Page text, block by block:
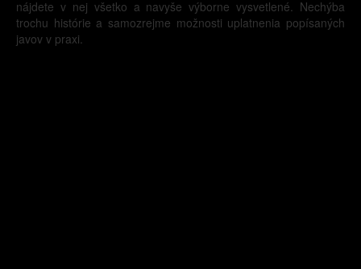
nájdete v nej všetko a navyše výborne vysvetlené. Nechýba
trochu histórie a samozrejme možnosti uplatnenia popísaných
javov v praxi.